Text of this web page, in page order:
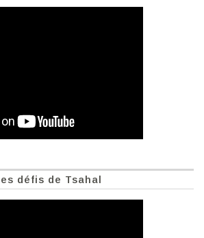
défis de Tsahal